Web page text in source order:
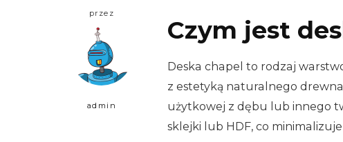
przez
admin
Czym jest
Deska chapel to rodzaj
z estetyką naturalnego
użytkowej z dębu lub innego
sklejki lub HDF, co